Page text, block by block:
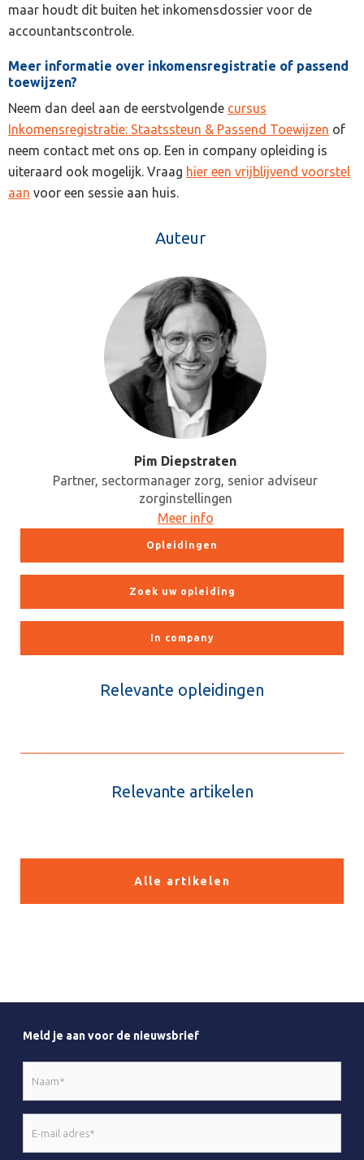
maar houdt dit buiten het inkomensdossier voor de
accountantscontrole.
Meer informatie over inkomensregistratie of passend
toewijzen?
Neem dan deel aan de eerstvolgende cursus
Inkomensregistratie: Staatssteun & Passend Toewijzen of
neem contact met ons op. Een in company opleiding is
uiteraard ook mogelijk. Vraag hier een vrijblijvend voorstel
aan voor een sessie aan huis.
Auteur
Pim Diepstraten
Partner, sectormanager zorg, senior adviseur
zorginstellingen
Meer info
Opleidingen
Zoek uw opleiding
In company
Relevante opleidingen
Relevante artikelen
Alle artikelen
Meld je aan voor de nieuwsbrief